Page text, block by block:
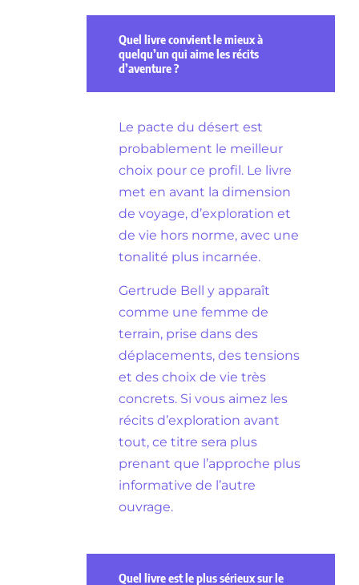
Quel livre convient le mieux à
quelqu’un qui aime les récits
d’aventure ?
Le pacte du désert est
probablement le meilleur
choix pour ce profil. Le livre
met en avant la dimension
de voyage, d’exploration et
de vie hors norme, avec une
tonalité plus incarnée.
Gertrude Bell y apparaît
comme une femme de
terrain, prise dans des
déplacements, des tensions
et des choix de vie très
concrets. Si vous aimez les
récits d’exploration avant
tout, ce titre sera plus
prenant que l’approche plus
informative de l’autre
ouvrage.
Quel livre est le plus sérieux sur le